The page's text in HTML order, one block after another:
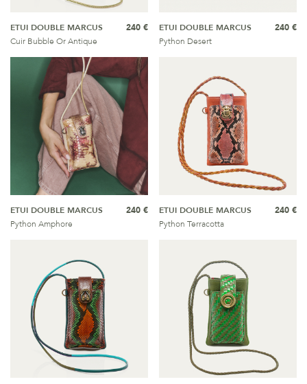
ETUI DOUBLE MARCUS
Cuir Bubble Or Antique
240 €
ETUI DOUBLE MARCUS
Python Desert
240 €
ETUI DOUBLE MARCUS
Python Amphore
240 €
ETUI DOUBLE MARCUS
Python Terracotta
240 €